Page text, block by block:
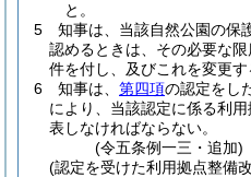
と。
5
知事は、当該自然公園の保
認めるときは、その必要な限
件を付し、及びこれを変更す
6
知事は、 第四項の認定をし
により、当該認定に係る利
表しなければならない。
(令五条例一三・追加)
(認定を受けた利用拠点整備